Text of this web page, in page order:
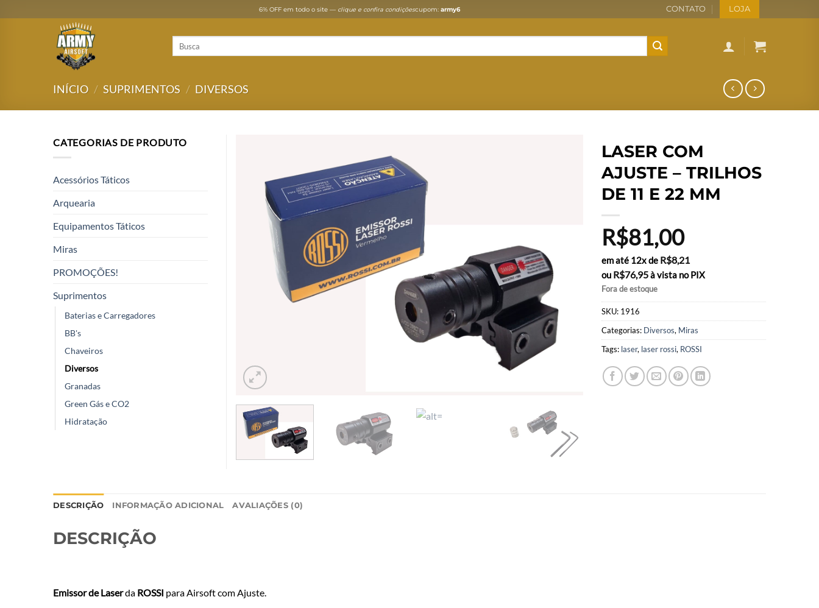
to
6% OFF em todo o site — clique e confira condiçõescupom:army6 CONTATO LOJA
INÍCIO / SUPRIMENTOS / DIVERSOS
LASER COM
AJUSTE – TRILHOS
DE 11 E 22 MM
R$81,00
em até 12x de R$8,21
ou R$76,95à vista no PIX
Fora de estoque
SKU: 1916
Categorias: Diversos, Miras
Tags: laser, laser rossi, ROSSI
CATEGORIAS DE PRODUTO
Acessórios Táticos
Arquearia
Equipamentos Táticos
Miras
PROMOÇÕES!
Suprimentos
Baterias e Carregadores
BB's
Chaveiros
Diversos
Granadas
Green Gás e CO2
Hidratação
DESCRIÇÃO INFORMAÇÃO ADICIONAL AVALIAÇÕES (0)
DESCRIÇÃO
Emissor de Laserda ROSSI para Airsoft com Ajuste.